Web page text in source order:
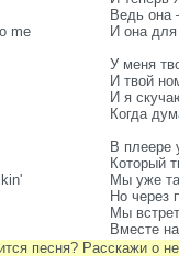
me
Ведь она
И она
У меня
И твой
И я
Когда
В плеере
Который
Мы уже
Но через
Мы
Вместе
песня? Расскажи о